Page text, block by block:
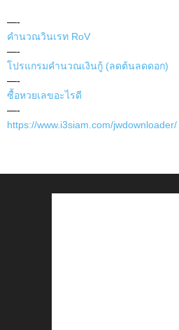
—-
คำนวณวินเรท RoV
—-
โปรแกรมคำนวณเงินกู้ (ลดต้นลดดอก)
—-
ซื้อหวยเลขอะไรดี
—-
https://www.i3siam.com/jwdownloader/